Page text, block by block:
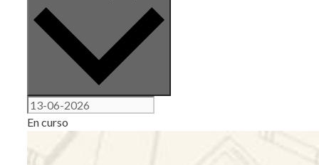
En curso